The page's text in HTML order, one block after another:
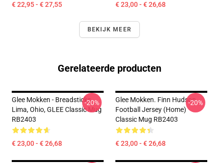
€ 22,95 - € 27,55 € 23,00 - € 26,68
BEKIJK MEER
Gerelateerde producten
Glee Mokken - Breadsticks,
Lima, Ohio, GLEE Classic Mug
RB2403
€ 23,00 - € 26,68
-20%
Glee Mokken. Finn Hudson
Football Jersey (Home)
Classic Mug RB2403
€ 23,00 - € 26,68
-20%